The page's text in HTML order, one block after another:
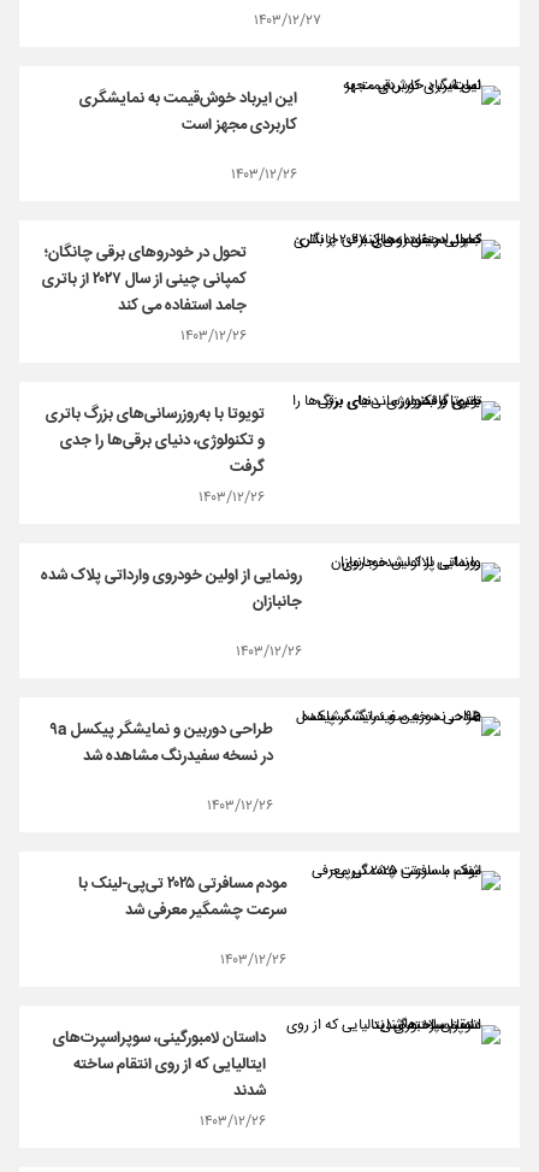
۱۴۰۳/۱۲/۲۷
این ایرباد خوش‌قیمت به نمایشگری
کاربردی مجهز است
۱۴۰۳/۱۲/۲۶
تحول در خودروهای برقی چانگان؛
کمپانی چینی از سال ۲۰۲۷ از باتری
جامد استفاده می کند
۱۴۰۳/۱۲/۲۶
تویوتا با به‌روزرسانی‌های بزرگ باتری
و تکنولوژی، دنیای برقی‌ها را جدی
گرفت
۱۴۰۳/۱۲/۲۶
رونمایی از اولین خودروی وارداتی پلاک شده
جانبازان
۱۴۰۳/۱۲/۲۶
طراحی دوربین و نمایشگر پیکسل ۹a
در نسخه سفیدرنگ مشاهده شد
۱۴۰۳/۱۲/۲۶
مودم مسافرتی ۲۰۲۵ تی‌پی‌-لینک با
سرعت چشمگیر معرفی شد
۱۴۰۳/۱۲/۲۶
داستان لامبورگینی، سوپراسپرت‌های
ایتالیایی که از روی انتقام ساخته
شدند
۱۴۰۳/۱۲/۲۶